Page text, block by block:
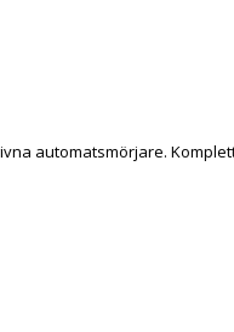
automatsmörjare.